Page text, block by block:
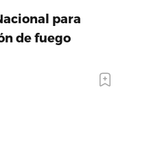
para
de fuego